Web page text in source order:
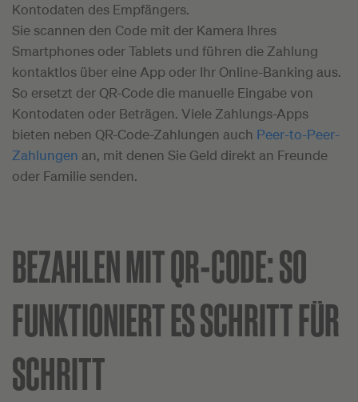
Kontodaten des Empfängers.
Sie scannen den Code mit der Kamera Ihres
Smartphones oder Tablets und führen die Zahlung
kontaktlos über eine App oder Ihr Online-Banking aus.
So ersetzt der QR-Code die manuelle Eingabe von
Kontodaten oder Beträgen. Viele Zahlungs-Apps
bieten neben QR-Code-Zahlungen auch Peer-to-Peer-
Zahlungen an, mit denen Sie Geld direkt an Freunde
oder Familie senden.
BEZAHLEN MIT QR-CODE: SO
FUNKTIONIERT ES SCHRITT FÜR
SCHRITT